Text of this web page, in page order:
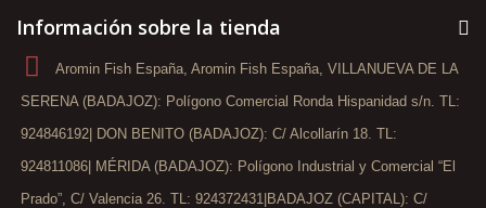
Información sobre la tienda
Aromin Fish España, Aromin Fish España, VILLANUEVA DE LA
SERENA (BADAJOZ): Polígono Comercial Ronda Hispanidad s/n. TL:
924846192| DON BENITO (BADAJOZ): C/ Alcollarín 18. TL:
924811086| MÉRIDA (BADAJOZ): Polígono Industrial y Comercial “El
Prado”, C/ Valencia 26. TL: 924372431|BADAJOZ (CAPITAL): C/